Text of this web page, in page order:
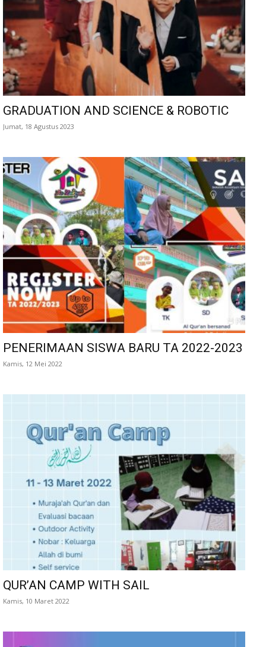
GRADUATION AND SCIENCE & ROBOTIC
Jumat, 18 Agustus 2023
PENERIMAAN SISWA BARU TA 2022-2023
Kamis, 12 Mei 2022
QUR’AN CAMP WITH SAIL
Kamis, 10 Maret 2022